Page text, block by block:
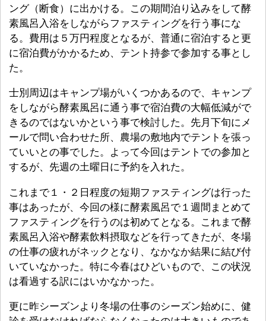
ング（断食）に出かける。この期間泊り込みをして酵
素風呂入浴をしながらファスティングを行う事にな
る。費用は５万円程度となるが、普通に宿泊すると更
に宿泊費がかかるため、テント持参で参加する事とし
た。
士別周辺はキャンプ場がいくつかあるので、キャンプ
をしながら酵素風呂に通う事で宿泊費の大幅低減がで
きるのではないかという事で検討した。先月下旬にメ
ールで問い合わせた所、農場の敷地内でテントを張っ
ていいとの事でした。よって今回はテントでの参加と
するが、先週の土曜日に予約を入れた。
これまで１・２日程度の短期ファスティングは行った
事はあったが、今回の様に酵素風呂で１週間まとめて
ファスティングを行うのは初めてとなる。これまで酵
素風呂入浴や酵素飲料摂取などを行ってきたが、冬場
の仕事の疲れがネックとなり、なかなか結果に結び付
いていなかった。特に今春はひどいもので、この状況
は看過する訳にはいかなかった。
更に昨シーズンより冬場の仕事のシーズン始めに、健